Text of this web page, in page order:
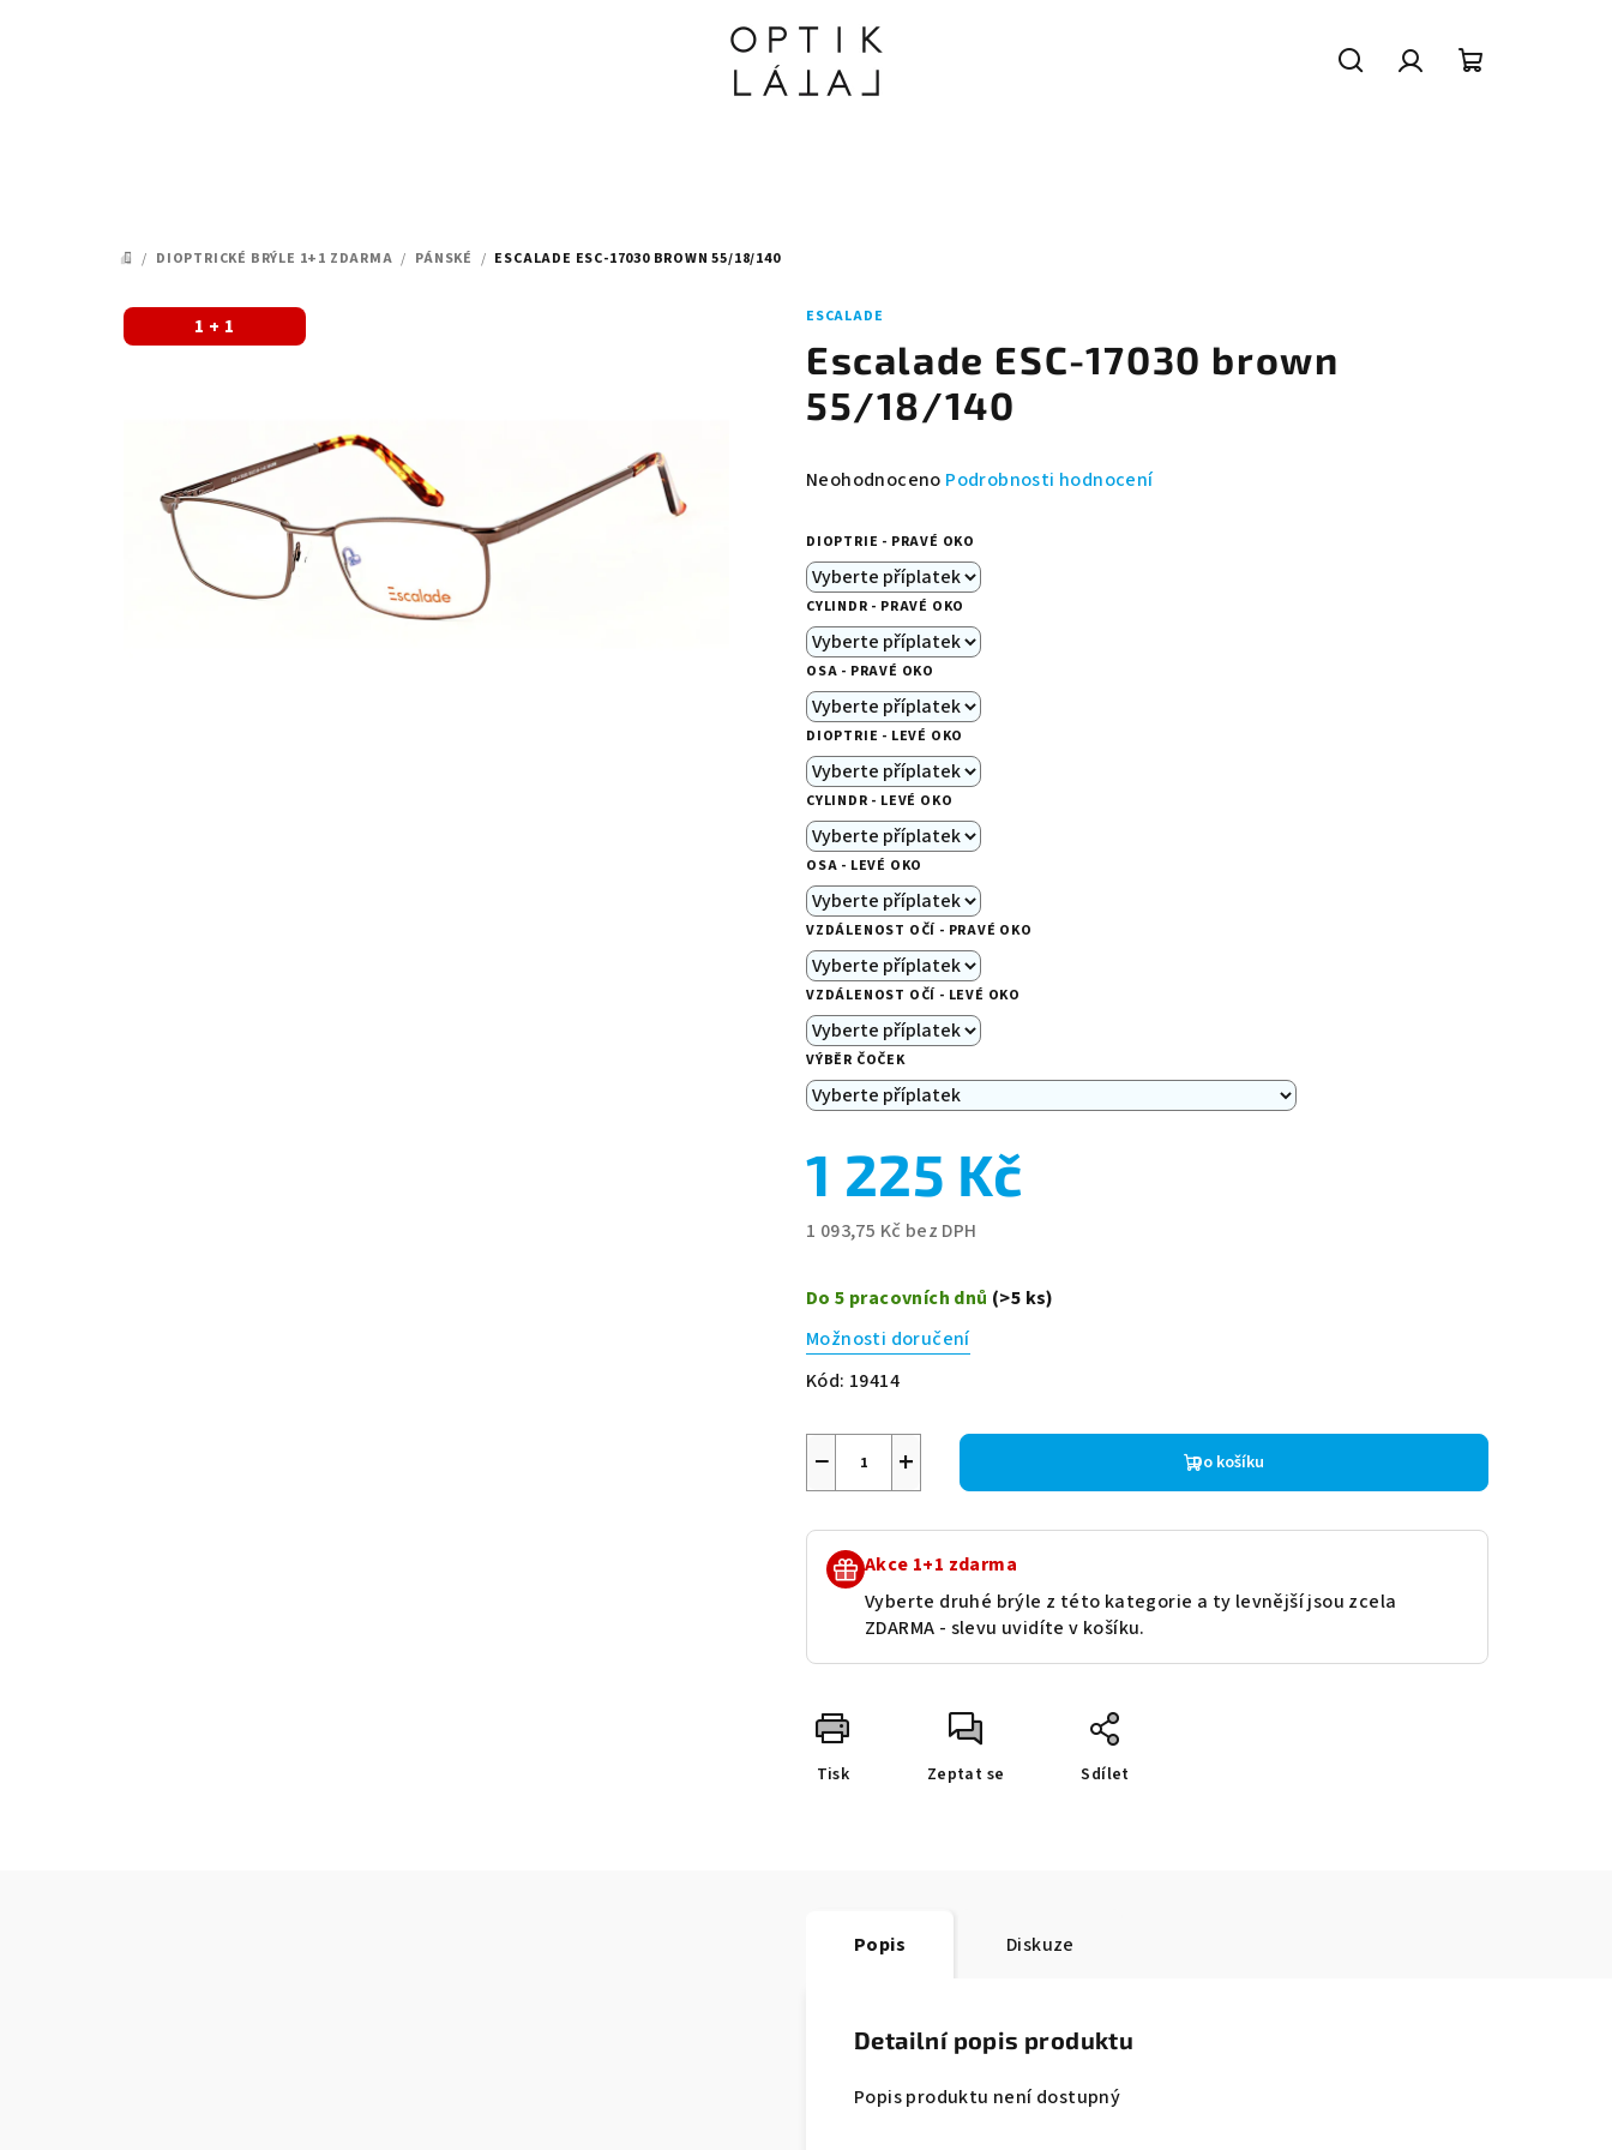
DOMŮ
/ DIOPTRICKÉ BRÝLE 1+1 ZDARMA / PÁNSKÉ / ESCALADE ESC-17030 BROWN 55/18/140
ESCALADE
Escalade ESC-17030 brown
55/18/140
Průměrné
produktu
je
0,0
z
5
hvězdiček.
Neohodnoceno Podrobnosti hodnocení
DIOPTRIE - PRAVÉ OKO
CYLINDR - PRAVÉ OKO
OSA - PRAVÉ OKO
DIOPTRIE - LEVÉ OKO
CYLINDR - LEVÉ OKO
OSA - LEVÉ OKO
VZDÁLENOST OČÍ - PRAVÉ OKO
VZDÁLENOST OČÍ - LEVÉ OKO
VÝBĚR ČOČEK
1 225 Kč
1 093,75 Kč bez DPH
cena:
Do 5 pracovních dnů (>5 ks)
Možnosti doručení
Kód: 19414
+
− Do košíku
Akce 1+1 zdarma
Vyberte druhé brýle z této kategorie a ty levnější jsou zcela
ZDARMA - slevu uvidíte v košíku.
Tisk Zeptat se Sdílet
1 + 1
Popis Diskuze
Detailní popis produktu
Popis produktu není dostupný